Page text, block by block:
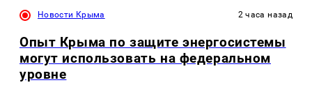
Новости Крыма 2 часа назад
Опыт Крыма по защите энергосистемы
могут использовать на федеральном
уровне